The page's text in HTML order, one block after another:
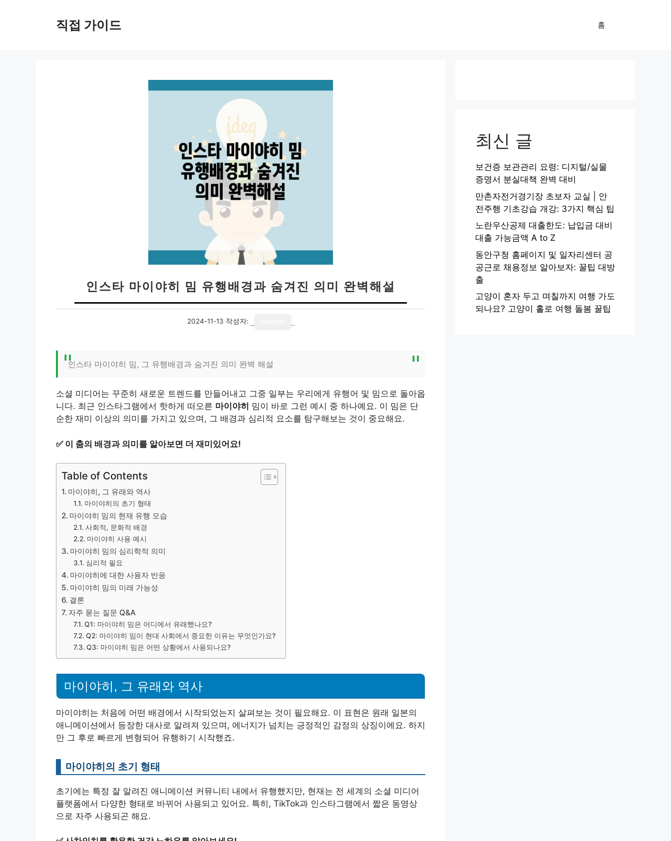
직접 가이드 홈
인스타 마이야히 밈 유행배경과 숨겨진 의미 완벽해설
2024-11-13 작성자:
인스타 마이야히 밈, 그 유행배경과 숨겨진 의미 완벽 해설
소셜 미디어는 꾸준히 새로운 트렌드를 만들어내고 그중 일부는 우리에게 유행어 및 밈으로 돌아옵
니다. 최근 인스타그램에서 핫하게 떠오른 마이야히 밈이 바로 그런 예시 중 하나예요. 이 밈은 단
순한 재미 이상의 의미를 가지고 있으며, 그 배경과 심리적 요소를 탐구해보는 것이 중요해요.
✅ 이 춤의 배경과 의미를 알아보면 더 재미있어요!
Table of Contents
마이야히, 그 유래와 역사
마이야히의 초기 형태
마이야히 밈의 현재 유행 모습
사회적, 문화적 배경
마이야히 사용 예시
마이야히 밈의 심리학적 의미
심리적 필요
마이야히에 대한 사용자 반응
마이야히 밈의 미래 가능성
결론
자주 묻는 질문 Q&A
Q1: 마이야히 밈은 어디에서 유래했나요?
Q2: 마이야히 밈이 현대 사회에서 중요한 이유는 무엇인가요?
Q3: 마이야히 밈은 어떤 상황에서 사용되나요?
마이야히, 그 유래와 역사
마이야히는 처음에 어떤 배경에서 시작되었는지 살펴보는 것이 필요해요. 이 표현은 원래 일본의
애니메이션에서 등장한 대사로 알려져 있으며, 에너지가 넘치는 긍정적인 감정의 상징이에요. 하지
만 그 후로 빠르게 변형되어 유행하기 시작했죠.
마이야히의 초기 형태
초기에는 특정 잘 알려진 애니메이션 커뮤니티 내에서 유행했지만, 현재는 전 세계의 소셜 미디어
플랫폼에서 다양한 형태로 바뀌어 사용되고 있어요. 특히, TikTok과 인스타그램에서 짧은 동영상
으로 자주 사용되곤 해요.
최신 글
보건증 보관관리 요령: 디지털/실물
증명서 분실대책 완벽 대비
만촌자전거경기장 초보자 교실 | 안
전주행 기초강습 개강: 3가지 핵심 팁
노란우산공제 대출한도: 납입금 대비
대출 가능금액 A to Z
동안구청 홈페이지 및 일자리센터 공
공근로 채용정보 알아보자: 꿀팁 대방
출
고양이 혼자 두고 며칠까지 여행 가도
되나요? 고양이 홀로 여행 돌봄 꿀팁